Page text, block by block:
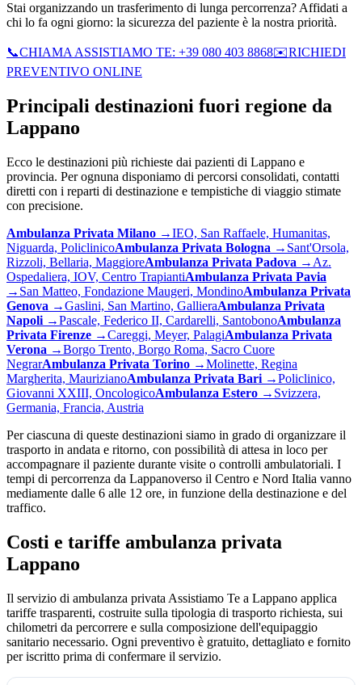
Stai organizzando un trasferimento di lunga percorrenza? Affidati a
chi lo fa ogni giorno: la sicurezza del paziente è la nostra priorità.
📞CHIAMA ASSISTIAMO TE: +39 080 403 8868✉️RICHIEDI
PREVENTIVO ONLINE
Principali destinazioni fuori regione da
Lappano
Ecco le destinazioni più richieste dai pazienti di Lappano e
provincia. Per ognuna disponiamo di percorsi consolidati, contatti
diretti con i reparti di destinazione e tempistiche di viaggio stimate
con precisione.
Ambulanza Privata Milano →IEO, San Raffaele, Humanitas,
Niguarda, PoliclinicoAmbulanza Privata Bologna → Sant'Orsola,
Rizzoli, Bellaria, MaggioreAmbulanza Privata Padova → Az.
Ospedaliera, IOV, Centro TrapiantiAmbulanza Privata Pavia
→ San Matteo, Fondazione Maugeri, MondinoAmbulanza Privata
Genova →Gaslini, San Martino, GallieraAmbulanza Privata
Napoli →Pascale, Federico II, Cardarelli, SantobonoAmbulanza
Privata Firenze →Careggi, Meyer, PalagiAmbulanza Privata
Verona →Borgo Trento, Borgo Roma, Sacro Cuore
NegrarAmbulanza Privata Torino →Molinette, Regina
Margherita, MaurizianoAmbulanza Privata Bari →Policlinico,
Giovanni XXIII, OncologicoAmbulanza Estero → Svizzera,
Germania, Francia, Austria
Per ciascuna di queste destinazioni siamo in grado di organizzare il
trasporto in andata e ritorno, con possibilità di attesa in loco per
accompagnare il paziente durante visite o controlli ambulatoriali. I
tempi di percorrenza da Lappanoverso il Centro e Nord Italia vanno
mediamente dalle 6 alle 12 ore, in funzione della destinazione e del
traffico.
Costi e tariffe ambulanza privata
Lappano
Il servizio di ambulanza privata Assistiamo Te a Lappano applica
tariffe trasparenti, costruite sulla tipologia di trasporto richiesta, sui
chilometri da percorrere e sulla composizione dell'equipaggio
sanitario necessario. Ogni preventivo è gratuito, dettagliato e fornito
per iscritto prima di confermare il servizio.